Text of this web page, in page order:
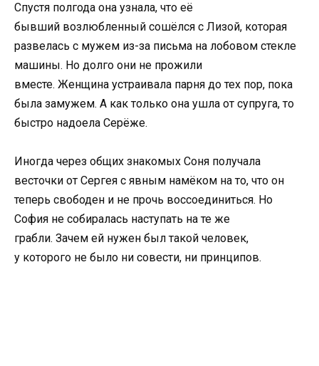
Спустя полгода она узнала, что её
бывший возлюбленный сошёлся с Лизой, которая
развелась с мужем из-за письма на лобовом стекле
машины. Но долго они не прожили
вместе. Женщина устраивала парня до тех пор, пока
была замужем. А как только она ушла от супруга, то
быстро надоела Серёже.
Иногда через общих знакомых Соня получала
весточки от Сергея с явным намёком на то, что он
теперь свободен и не прочь воссоединиться. Но
София не собиралась наступать на те же
грабли. Зачем ей нужен был такой человек,
у которого не было ни совести, ни принципов.